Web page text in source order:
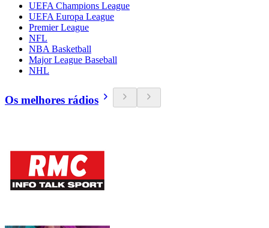
UEFA Champions League
UEFA Europa League
Premier League
NFL
NBA Basketball
Major League Baseball
NHL
Os melhores rádios